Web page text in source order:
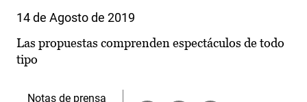
14 de Agosto de 2019
Las propuestas comprenden espectáculos de todo
tipo
Notas de prensa